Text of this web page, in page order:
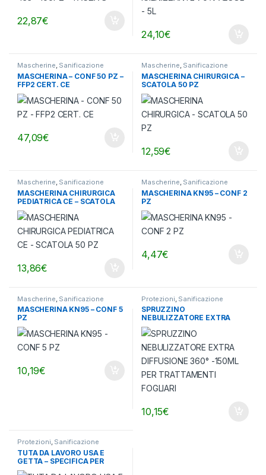
22,87€
24,10€
Mascherine, Sanificazione
MASCHERINA – CONF 50 PZ –
FFP2 CERT. CE
47,09€
Mascherine, Sanificazione
MASCHERINA CHIRURGICA –
SCATOLA 50 PZ
12,59€
Mascherine, Sanificazione
MASCHERINA CHIRURGICA
PEDIATRICA CE – SCATOLA
50 PZ
13,86€
Mascherine, Sanificazione
MASCHERINA KN95 – CONF 2
PZ
4,47€
Mascherine Sanificazione
MASCHERINA KN95 – CONF 5
PZ
10,19€
Protezioni Sanificazione
SPRUZZINO
NEBULIZZATORE EXTRA
DIFFUSIONE 360° -150ML
PER TRATTAMENTI FOGLIARI
10,15€
Protezioni, Sanificazione
TUTA DA LAVORO USA E
GETTA – SPECIFICA PER
SERRE – TAGLIA L